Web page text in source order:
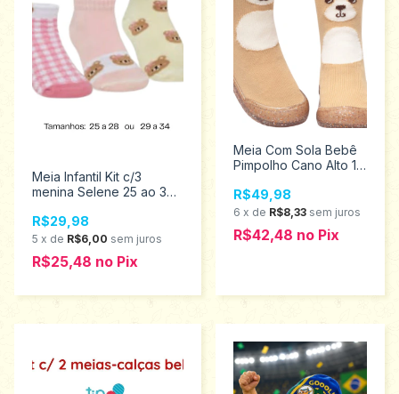
Meia Infantil Kit c/3
menina Selene 25 ao 34
R$29,98
5 x de R$6,00 sem juros
R$25,48 no Pix
Meia Com Sola Bebê
Pimpolho Cano Alto 18
R$49,98
6 x de R$8,33 sem juros
R$42,48 no Pix